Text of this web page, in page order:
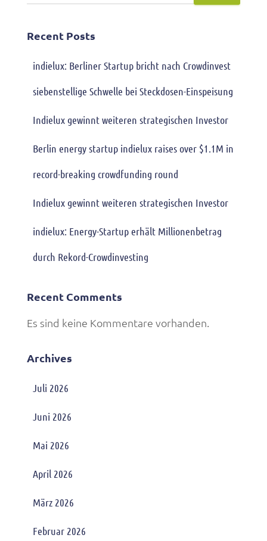
Recent Posts
indielux: Berliner Startup bricht nach Crowdinvest
siebenstellige Schwelle bei Steckdosen-Einspeisung
Indielux gewinnt weiteren strategischen Investor
Berlin energy startup indielux raises over $1.1M in
record-breaking crowdfunding round
Indielux gewinnt weiteren strategischen Investor
indielux: Energy-Startup erhält Millionenbetrag
durch Rekord-Crowdinvesting
Recent Comments
Es sind keine Kommentare vorhanden.
Archives
Juli 2026
Juni 2026
Mai 2026
April 2026
März 2026
Februar 2026